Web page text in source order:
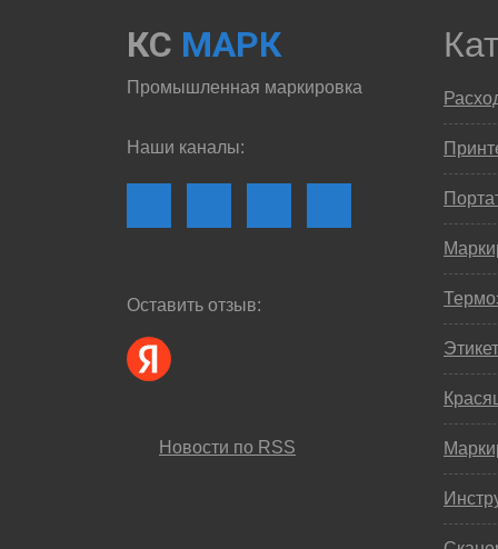
КС МАРК
Промышленная маркировка
Наши каналы:
Оставить отзыв:
Новости по RSS